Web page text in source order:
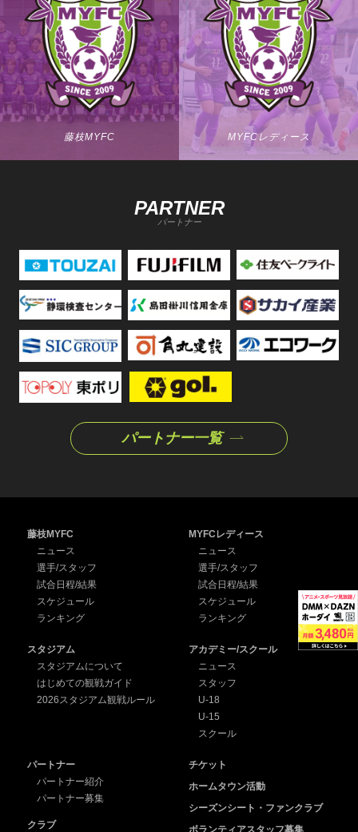
藤枝MYFC MYFCレディース
PARTNER
パートナー
パートナー一覧
藤枝MYFC
ニュース
選手/スタッフ
試合日程/結果
スケジュール
ランキング
MYFCレディース
ニュース
選手/スタッフ
試合日程/結果
スケジュール
ランキング
スタジアム
スタジアムについて
はじめての観戦ガイド
2026スタジアム観戦ルール
アカデミー/スクール
ニュース
スタッフ
U-18
U-15
スクール
パートナー
パートナー紹介
パートナー募集
クラブ
チケット
ホームタウン活動
シーズンシート・ファンクラブ
ボランティアスタッフ募集